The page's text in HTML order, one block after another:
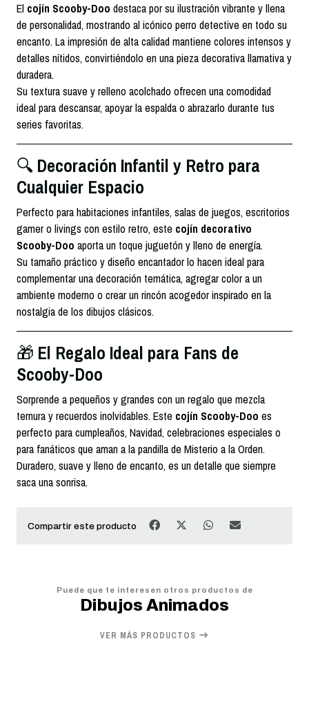
El cojín Scooby-Doo destaca por su ilustración vibrante y llena
de personalidad, mostrando al icónico perro detective en todo su
encanto. La impresión de alta calidad mantiene colores intensos y
detalles nítidos, convirtiéndolo en una pieza decorativa llamativa y
duradera.
Su textura suave y relleno acolchado ofrecen una comodidad
ideal para descansar, apoyar la espalda o abrazarlo durante tus
series favoritas.
🔍 Decoración Infantil y Retro para
Cualquier Espacio
Perfecto para habitaciones infantiles, salas de juegos, escritorios
gamer o livings con estilo retro, este cojín decorativo
Scooby-Doo aporta un toque juguetón y lleno de energía.
Su tamaño práctico y diseño encantador lo hacen ideal para
complementar una decoración temática, agregar color a un
ambiente moderno o crear un rincón acogedor inspirado en la
nostalgia de los dibujos clásicos.
🎁 El Regalo Ideal para Fans de
Scooby-Doo
Sorprende a pequeños y grandes con un regalo que mezcla
ternura y recuerdos inolvidables. Este cojín Scooby-Doo es
perfecto para cumpleaños, Navidad, celebraciones especiales o
para fanáticos que aman a la pandilla de Misterio a la Orden.
Duradero, suave y lleno de encanto, es un detalle que siempre
saca una sonrisa.
Compartir este producto
Puede que te interesen otros productos de
Dibujos Animados
VER MÁS PRODUCTOS